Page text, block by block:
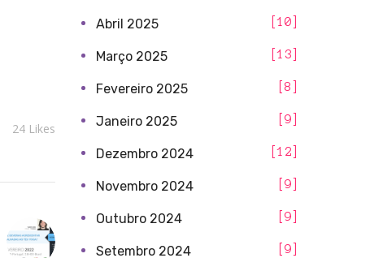
24 Likes
Abril 2025 10
Março 2025 13
Fevereiro 2025 8
Janeiro 2025 9
Dezembro 2024 12
Novembro 2024 9
Outubro 2024 9
Setembro 2024 9